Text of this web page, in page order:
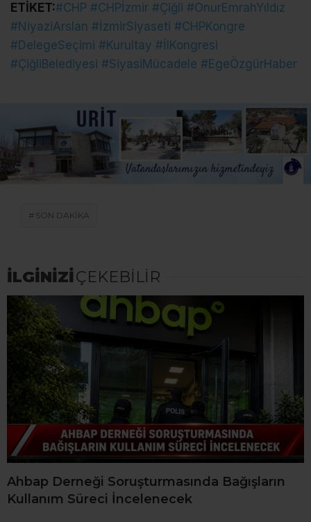
ETİKET:#CHP #CHPİzmir #Çiğli #OnurEmrahYıldız
#NiyaziArslan #İzmirSiyaseti #CHPKongre
#DelegeSeçimi #Kurultay #İlKongresi
#ÇiğliBelediyesi #SiyasiMücadele #EgeÖzgürHaber
SON DAKİKA
İLGİNİZİÇEKEBİLİR
Ahbap Derneği Soruşturmasında Bağışların
Kullanım Süreci İncelenecek